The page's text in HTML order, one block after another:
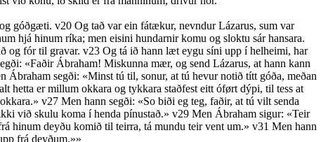
góðgæti. v20 Og tað var ein fátækur, nevndur Lázarus, sum var
hjá hinum ríka; men eisini hundarnir komu og sloktu sár hansara.
og fór til gravar. v23 Og tá ið hann læt eygu síni upp í helheimi, har
«Faðir Ábraham! Miskunna mær, og send Lázarus, at hann kann
Ábraham segði: «Minst tú til, sonur, at tú hevur notið títt góða, meðan
hetta er millum okkara og tykkara staðfest eitt óført dýpi, til tess at
v27 Men hann segði: «So biði eg teg, faðir, at tú vilt senda
við skulu koma í henda pínustað.» v29 Men Ábraham sigur: «Teir
hinum deyðu komið til teirra, tá mundu teir vent um.» v31 Men hann
frá deyðum.»»